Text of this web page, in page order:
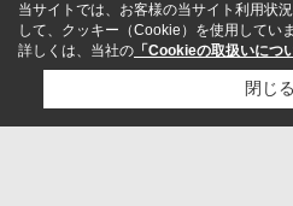
当サイトでは、お客様の当サイト利用状
して、クッキー（Cookie）を使用していま
詳しくは、当社の 「Cookieの取扱いにつ
閉じる